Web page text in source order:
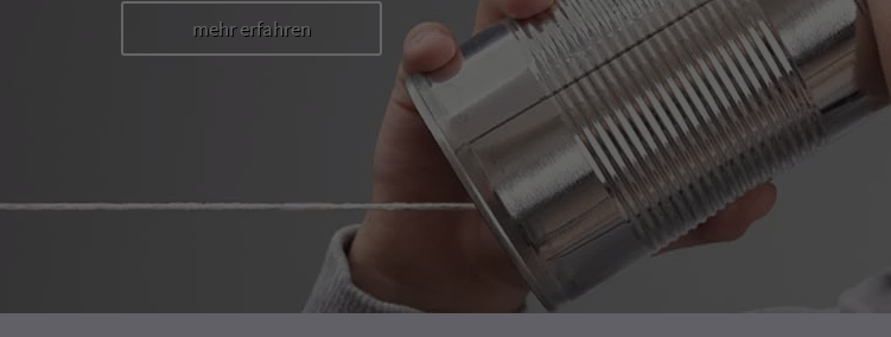
mehr erfahren